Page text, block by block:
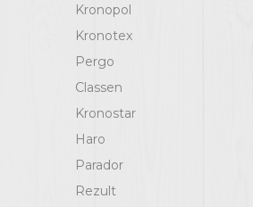
Kronopol
Kronotex
Pergo
Classen
Kronostar
Haro
Parador
Rezult